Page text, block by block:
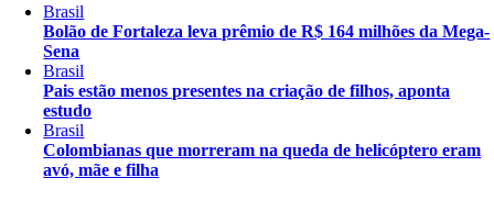
Brasil
Bolão de Fortaleza leva prêmio de R$ 164 milhões da Mega-
Sena
Brasil
Pais estão menos presentes na criação de filhos, aponta
estudo
Brasil
Colombianas que morreram na queda de helicóptero eram
avó, mãe e filha